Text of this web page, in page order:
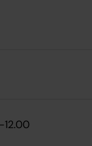
12.00